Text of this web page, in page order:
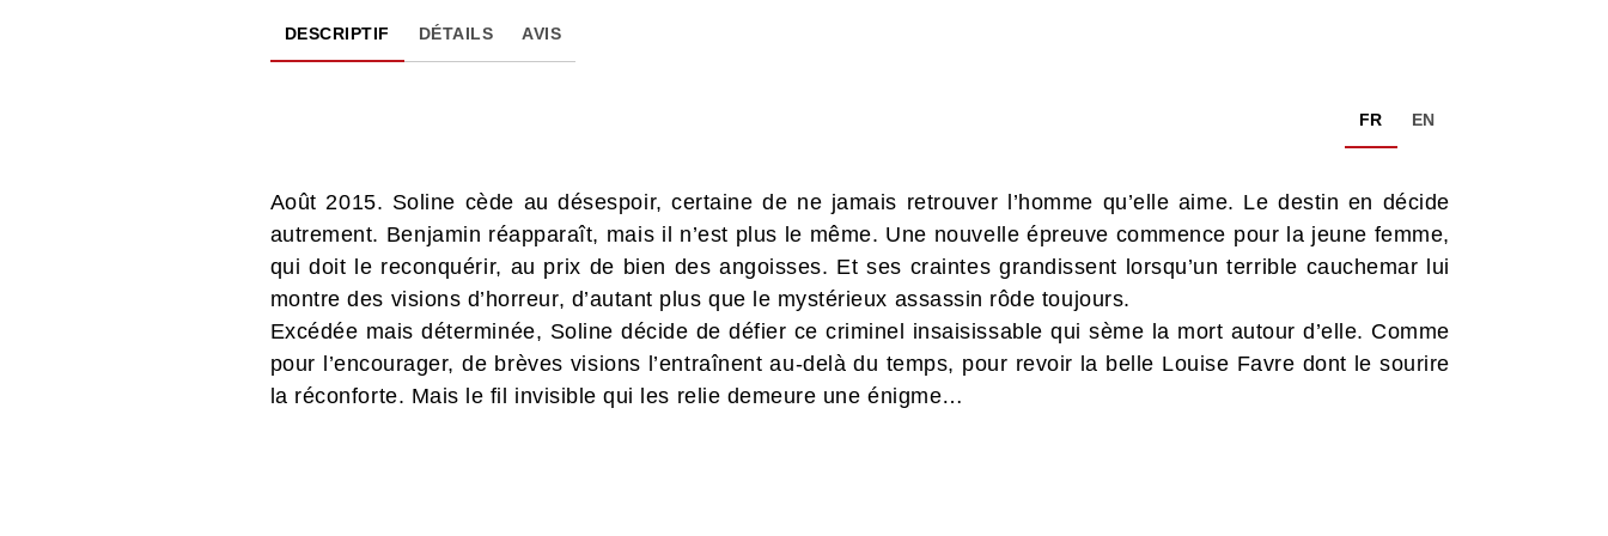
DESCRIPTIF DÉTAILS AVIS
FR EN
Août 2015. Soline cède au désespoir, certaine de ne jamais retrouver l’homme qu’elle aime. Le destin en décide
autrement. Benjamin réapparaît, mais il n’est plus le même. Une nouvelle épreuve commence pour la jeune femme,
qui doit le reconquérir, au prix de bien des angoisses. Et ses craintes grandissent lorsqu’un terrible cauchemar lui
montre des visions d’horreur, d’autant plus que le mystérieux assassin rôde toujours.
Excédée mais déterminée, Soline décide de défier ce criminel insaisissable qui sème la mort autour d’elle. Comme
pour l’encourager, de brèves visions l’entraînent au-delà du temps, pour revoir la belle Louise Favre dont le sourire
la réconforte. Mais le fil invisible qui les relie demeure une énigme…